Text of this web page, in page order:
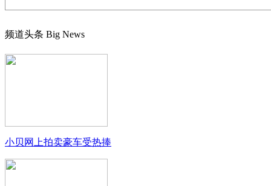
频道头条 Big News
小贝网上拍卖豪车受热捧